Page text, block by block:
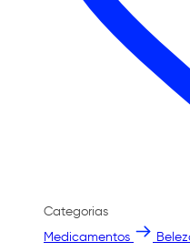
Categorias
Medicamentos